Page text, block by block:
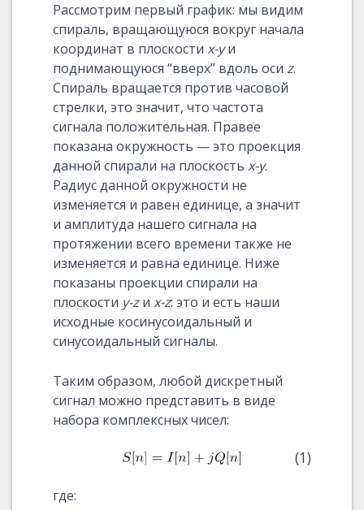
Рассмотрим первый график: мы видим
спираль, вращающуюся вокруг начала
координат в плоскости x-yи
поднимающуюся “вверх” вдоль оси z.
Спираль вращается против часовой
стрелки, это значит, что частота
сигнала положительная. Правее
показана окружность — это проекция
данной спирали на плоскость x-y.
Радиус данной окружности не
изменяется и равен единице, а значит
и амплитуда нашего сигнала на
протяжении всего времени также не
изменяется и равна единице. Ниже
показаны проекции спирали на
плоскости y-zи x-z: это и есть наши
исходные косинусоидальный и
синусоидальный сигналы.
Таким образом, любой дискретный
сигнал можно представить в виде
набора комплексных чисел:
(1)
где: